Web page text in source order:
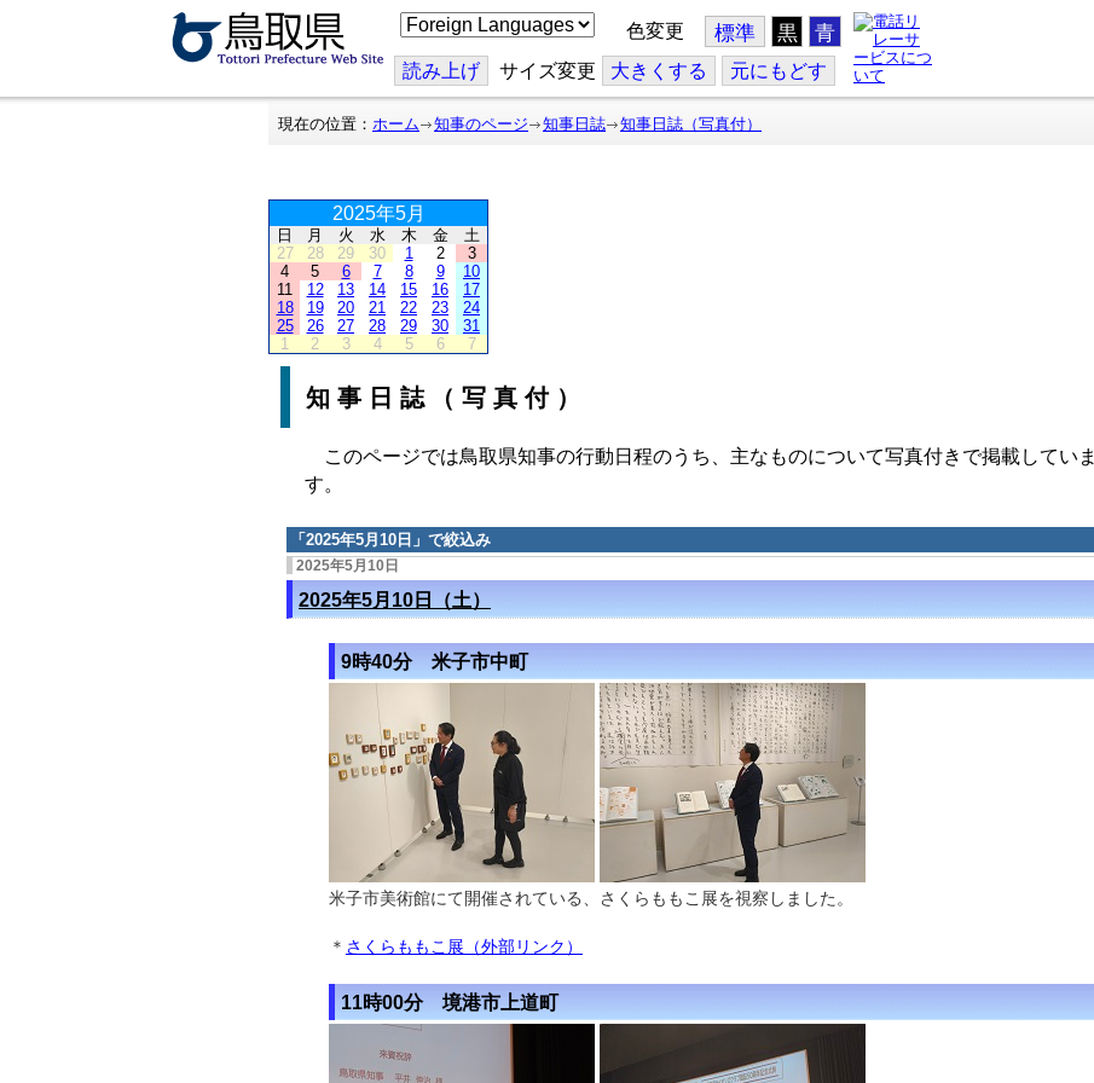
こ
の
ジ
を
翻
色変更 標準 黒 青
読み上げ サイズ変更 大きくする 元にもどす
現在の位置： ホーム 知事のページ 知事日誌 知事日誌（写真付）
2025年5月
日 月 火 水 木 金
土
27
28 29 30 1 2
3
4
5 6 7 8 9
10
11
12 13 14 15 16
17
18
19 20 21 22 23
24
25
26 27 28 29 30
31
1
2 3 4 5 6 7
知事日誌（写真付）
このページでは鳥取県知事の行動日程のうち、主なものについて写真付きで掲載していま
す。
「 2025年5月10日 」で絞込み
2025年5月10日
2025年5月10日（土）
9時40分 米子市中町
米子市美術館にて開催されている、さくらももこ展を視察しました。
＊ さくらももこ展（外部リンク）
11時00分 境港市上道町